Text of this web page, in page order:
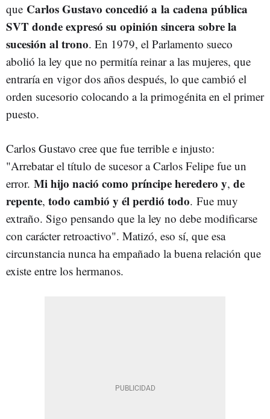
que Carlos Gustavo concedió a la cadena pública
SVT donde expresó su opinión sincera sobre la
sucesión al trono. En 1979, el Parlamento sueco
abolió la ley que no permitía reinar a las mujeres, que
entraría en vigor dos años después, lo que cambió el
orden sucesorio colocando a la primogénita en el primer
puesto.
Carlos Gustavo cree que fue terrible e injusto:
"Arrebatar el título de sucesor a Carlos Felipe fue un
error. Mi hijo nació como príncipe heredero y, de
repente, todo cambió y él perdió todo. Fue muy
extraño. Sigo pensando que la ley no debe modificarse
con carácter retroactivo". Matizó, eso sí, que esa
circunstancia nunca ha empañado la buena relación que
existe entre los hermanos.